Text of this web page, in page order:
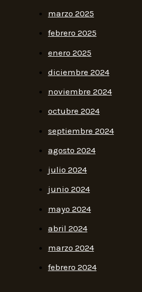
marzo 2025
febrero 2025
enero 2025
diciembre 2024
noviembre 2024
octubre 2024
septiembre 2024
agosto 2024
julio 2024
junio 2024
mayo 2024
abril 2024
marzo 2024
febrero 2024